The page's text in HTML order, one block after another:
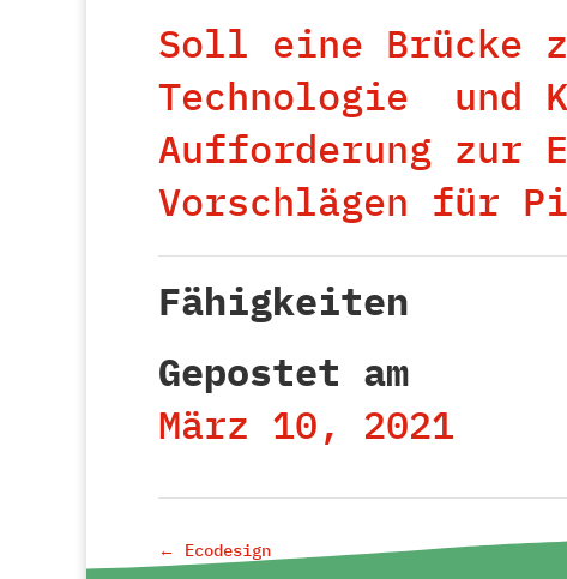
Soll eine Brücke
Technologie
und
Aufforderung zur
Vorschlägen für
Fähigkeiten
Gepostet am
März 10, 2021
← Ecodesign